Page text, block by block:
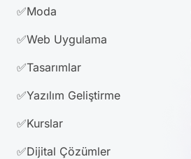
✅Moda
✅Web Uygulama
✅Tasarımlar
✅Yazılım Geliştirme
✅Kurslar
✅Dijital Çözümler